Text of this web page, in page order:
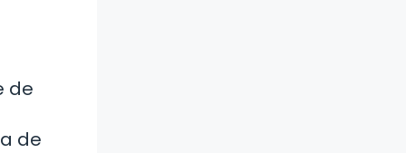
de
de